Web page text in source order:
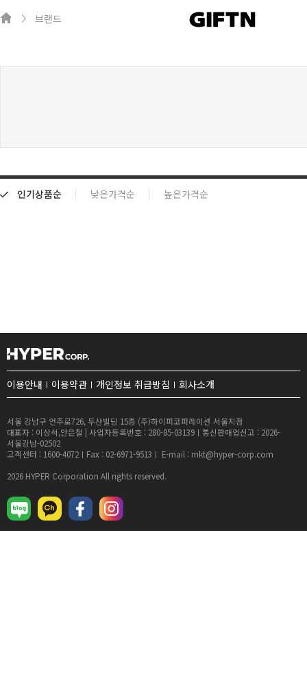
브랜드
인기상품순 낮은가격순 높은가격순
이용안내 이용약관 개인정보 취급방침 회사소개
서울 강남구 언주로726, 두산빌딩 15층 (주)하이퍼코퍼레이션 서울지점
대표자 : 이상석,안은철 | 사업자등록번호 : 280-85-03139ㅣ통신판매업신고 : 2026-
서울강남-02502
고객센터 : 1600-4072ㅣFax : 02-6971-9513ㅣ E-mail : mkt@hyper-corp.com